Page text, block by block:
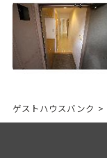
ゲストハウスバンク >